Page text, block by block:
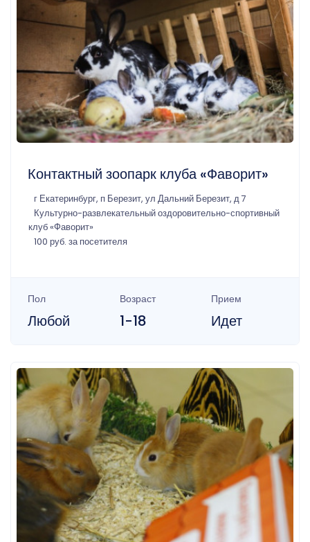
Контактный зоопарк клуба «Фаворит»
г Екатеринбург, п Березит, ул Дальний Березит, д 7
Культурно-развлекательный оздоровительно-спортивный
клуб «Фаворит»
100 руб. за посетителя
Пол
Любой
Возраст
1-18
Прием
Идет